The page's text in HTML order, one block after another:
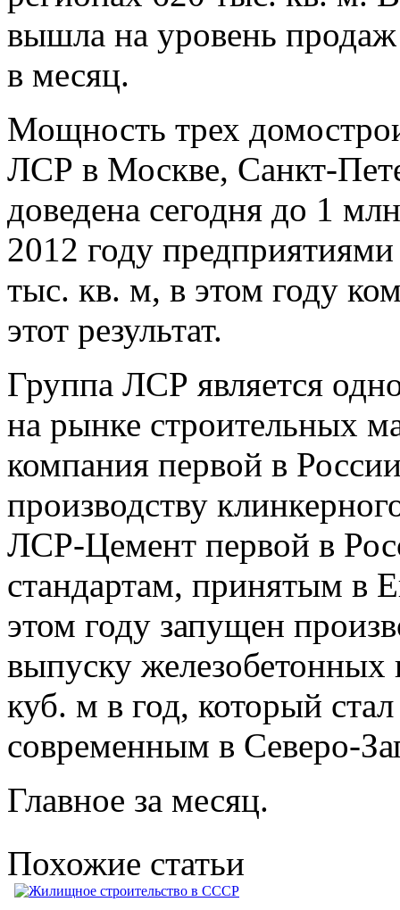
вышла на уровень
в месяц.
Мощность трех
ЛСР в Москве, Санкт-
доведена сегодня до 1
2012 году
тыс. кв. м, в этом году
этот результат.
Группа ЛСР является
на рынке строительных
компания первой в
производству
ЛСР-Цемент первой в
стандартам, принятым в
этом году запущен
выпуску
куб. м в год, который
современным в Северо-
Главное за месяц.
Похожие статьи